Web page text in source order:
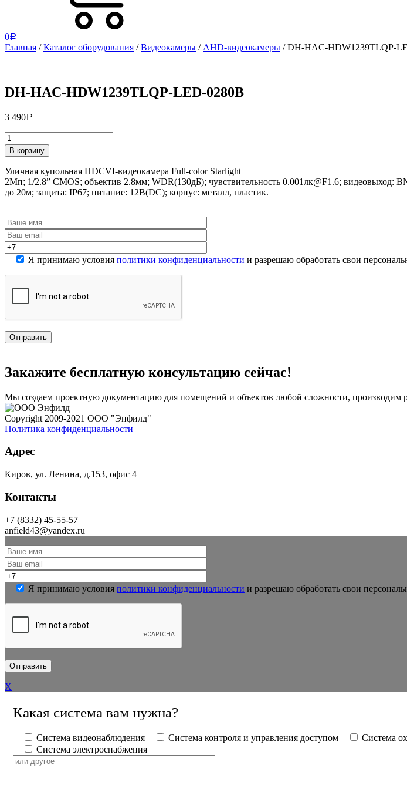
0Р
Главная /Каталог оборудования /Видеокамеры / AHD-видеокамеры / DH-HAC-HDW1239TLQP-
DH-HAC-HDW1239TLQP-LED-0280B
3 490Р
DH-
HAC-
LED-
0280B
quantity
В корзину
Уличная купольная HDCVI-видеокамера Full-color Starlight
2Mп; 1/2.8” CMOS; объектив 2.8мм; WDR(130дБ); чувствительность 0.001лк@F1.6;
до 20м; защита: IP67; питание: 12В(DC); корпус: металл, пластик.
Я принимаю условия политики конфиденциальности и разрешаю обработать свои
Закажите бесплатную консультацию сейчас!
Мы создаем проектную документацию для помещений и объектов любой сложности, производим
Copyright 2009-2021 ООО "Энфилд"
Политика конфиденциальности
Адрес
Киров, ул. Ленина, д.153, офис 4
Контакты
+7 (8332) 45-55-57
anfield43@yandex.ru
Я принимаю условия политики конфиденциальности и разрешаю обработать свои
X
Какая система вам нужна?
Система видеонаблюдения Система контроля и управления доступом Система
Система электроснабжения